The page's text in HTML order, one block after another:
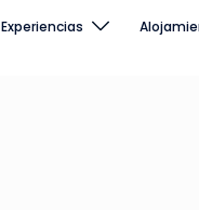
Experiencias